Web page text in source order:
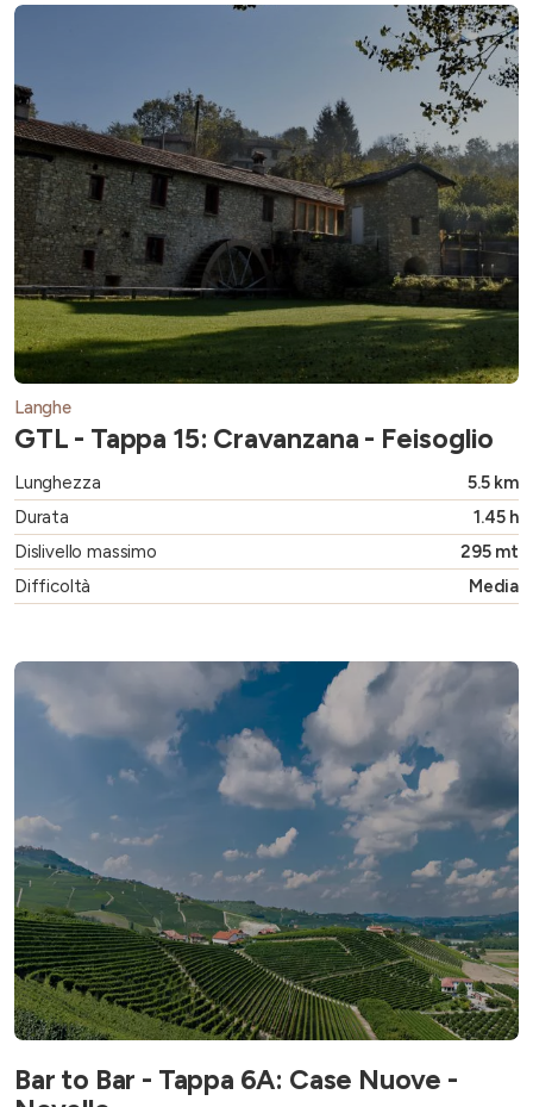
Langhe
GTL - Tappa 15: Cravanzana - Feisoglio
Lunghezza
5.5 km
Durata
1.45 h
Dislivello massimo
295 mt
Difficoltà
Media
Bar to Bar - Tappa 6A: Case Nuove -